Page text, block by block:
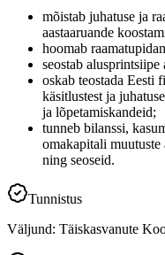
mõistab juhatuse ja
aastaaruande
hoomab
seostab
oskab teostada Eesti
käsitlustest ja
ja lõpetamiskandeid;
tunneb bilanssi,
omakapitali muutuste
ning seoseid.
Tunnistus
Väljund: Täiskasvanute